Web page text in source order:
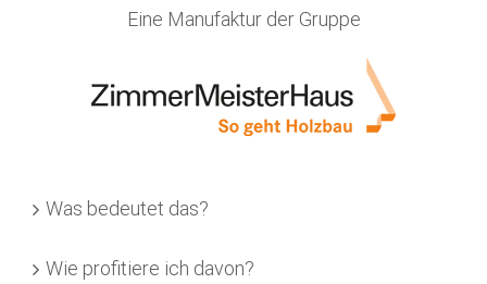
Eine Manufaktur der Gruppe
Was bedeutet das?
Wie profitiere ich davon?